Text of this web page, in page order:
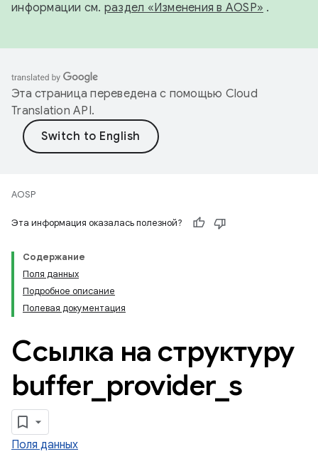
информации см. раздел «Изменения в AOSP» .
Эта страница переведена с помощью Cloud
Translation API.
AOSP
Эта информация оказалась полезной?
Содержание
Поля данных
Подробное описание
Полевая документация
Ссылка на структуру
buffer_ provider_ s
Поля данных